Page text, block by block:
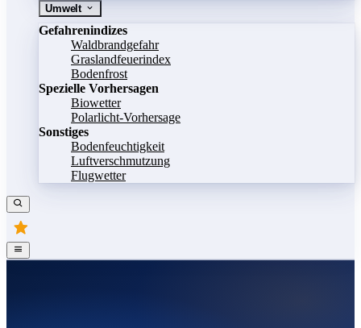
Umwelt
Gefahrenindizes
Waldbrandgefahr
Graslandfeuerindex
Bodenfrost
Spezielle Vorhersagen
Biowetter
Polarlicht-Vorhersage
Sonstiges
Bodenfeuchtigkeit
Luftverschmutzung
Flugwetter